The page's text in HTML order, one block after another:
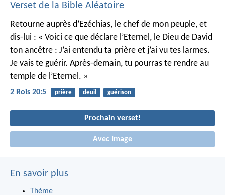
Verset de la Bible Aléatoire
Retourne auprès d’Ezéchias, le chef de mon peuple, et
dis-lui : « Voici ce que déclare l’Eternel, le Dieu de David
ton ancêtre : J’ai entendu ta prière et j’ai vu tes larmes.
Je vais te guérir. Après-demain, tu pourras te rendre au
temple de l’Eternel. »
2 Rois 20:5 prière deuil guérison
Prochain verset!
Avec Image
En savoir plus
Thème